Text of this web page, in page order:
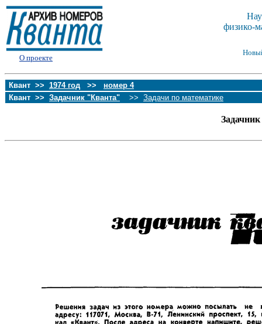
О проекте
физико-
Квант >> 1974 год >> номер 4
Квант >> Задачник "Кванта" >> Задачи по математике